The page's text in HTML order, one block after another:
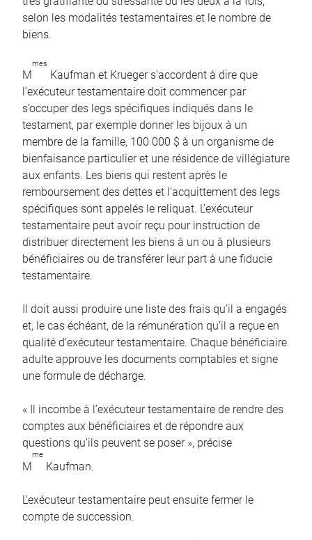
selon les modalités testamentaires et le nombre de
biens.
M
mes
Kaufman et Krueger s’accordent à dire que
l’exécuteur testamentaire doit commencer par
s’occuper des legs spécifiques indiqués dans le
testament, par exemple donner les bijoux à un
membre de la famille, 100 000 $ à un organisme de
bienfaisance particulier et une résidence de villégiature
aux enfants. Les biens qui restent après le
remboursement des dettes et l’acquittement des legs
spécifiques sont appelés le reliquat. L’exécuteur
testamentaire peut avoir reçu pour instruction de
distribuer directement les biens à un ou à plusieurs
bénéficiaires ou de transférer leur part à une fiducie
testamentaire.
Il doit aussi produire une liste des frais qu’il a engagés
et, le cas échéant, de la rémunération qu’il a reçue en
qualité d’exécuteur testamentaire. Chaque bénéficiaire
adulte approuve les documents comptables et signe
une formule de décharge.
« Il incombe à l’exécuteur testamentaire de rendre des
comptes aux bénéficiaires et de répondre aux
questions qu’ils peuvent se poser », précise
M
me
Kaufman.
L’exécuteur testamentaire peut ensuite fermer le
compte de succession.